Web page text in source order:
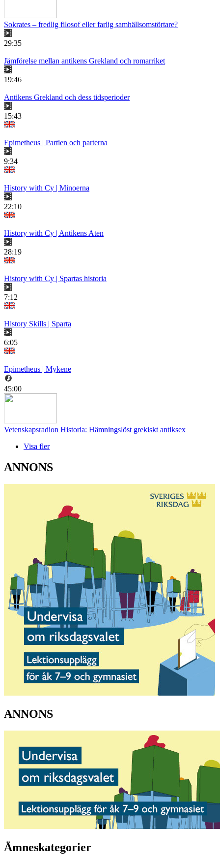
Sokrates – fredlig filosof eller farlig samhällsomstörtare?
29:35
Jämförelse mellan antikens Grekland och romarriket
19:46
Antikens Grekland och dess tidsperioder
15:43
Epimetheus | Partien och parterna
9:34
History with Cy | Minoerna
22:10
History with Cy | Antikens Aten
28:19
History with Cy | Spartas historia
7:12
History Skills | Sparta
6:05
Epimetheus | Mykene
45:00
Vetenskapsradion Historia: Hämningslöst grekiskt antiksex
Visa fler
ANNONS
ANNONS
Ämneskategorier